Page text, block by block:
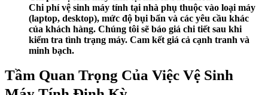
Chi phí vệ sinh máy tính tại nhà phụ thuộc vào loại máy
(laptop, desktop), mức độ bụi bẩn và các yêu cầu khác
của khách hàng. Chúng tôi sẽ báo giá chi tiết sau khi
kiểm tra tình trạng máy. Cam kết giá cả cạnh tranh và
minh bạch.
Tầm Quan Trọng Của Việc Vệ Sinh